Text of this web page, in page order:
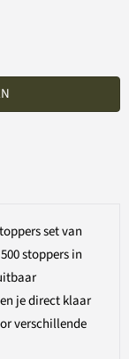
set van
stoppers in
je direct klaar
verschillende